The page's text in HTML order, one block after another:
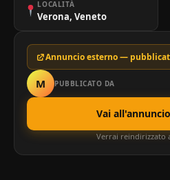
LOCALITÀ
Verona, Veneto
Annuncio esterno —
M PUBBLICATO DA
Vai
Verrai reindirizzato